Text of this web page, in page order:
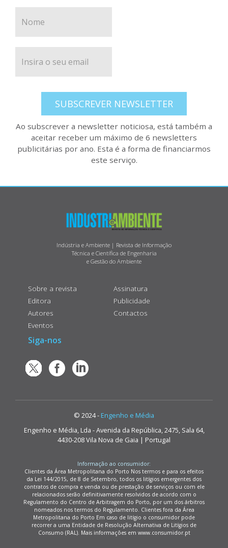
SUBSCREVER NEWSLETTER
Ao subscrever a newsletter noticiosa, está também a
aceitar receber um máximo de 6 newsletters
publicitárias por ano. Esta é a forma de financiarmos
este serviço.
Indústria e Ambiente | Revista de Informação
Técnica e Científica de Engenharia
e Gestão do Ambiente
Sobre a revista
Editora
Autores
Eventos
Assinatura
Publicidade
Contactos
Siga-nos
© 2024 - Engenho e Média
Engenho e Média, Lda - Avenida da República, 2475, Sala 64,
4430-208 Vila Nova de Gaia | Portugal
Informação ao consumidor:
Clientes da Área Metropolitana do Porto Nos termos e para os efeitos
da Lei 144/2015, de 8 de Setembro, todos os litígios emergentes dos
contratos de compra e venda ou de prestação de serviços ou com ele
relacionados serão definitivamente resolvidos de acordo com o
Regulamento do Centro de Arbitragem do Porto, por um dos árbitros
nomeados nos termos do Regulamento. Clientes fora da Área
Metropolitana do Porto Em caso de litígio o consumidor pode
recorrer a uma Entidade de Resolução Alternativa de Litígios de
Consumo (RAL). Mais informações em www.consumidor.pt